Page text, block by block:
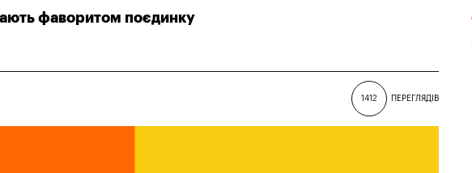
фаворитом поєдинку
1412 ПЕРЕГЛЯДІВ